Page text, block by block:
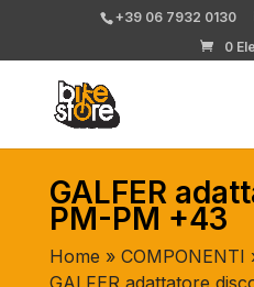
+39 06 7932 0130
0
GALFER
PM-PM +43
Home » COMPONENTI
GALFER adattatore